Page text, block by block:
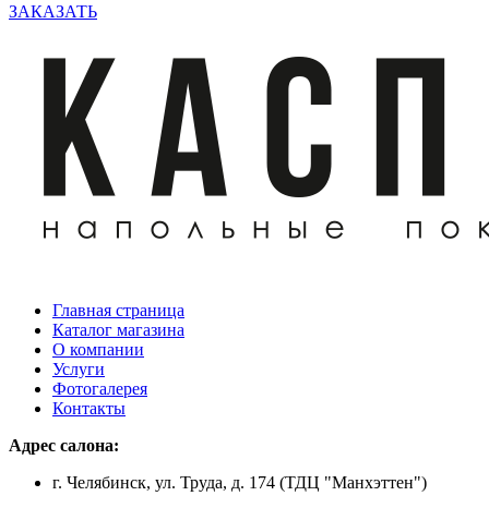
ЗАКАЗАТЬ
Главная страница
Каталог магазина
О компании
Услуги
Фотогалерея
Контакты
Адрес салона:
г. Челябинск, ул. Труда, д. 174 (ТДЦ "Манхэттен")